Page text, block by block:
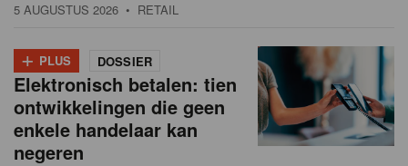
5 AUGUSTUS 2026 • RETAIL
+ PLUS DOSSIER
Elektronisch betalen: tien
ontwikkelingen die geen
enkele handelaar kan
negeren